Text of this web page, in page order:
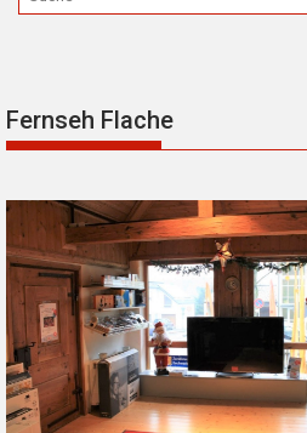
Fernseh Flache